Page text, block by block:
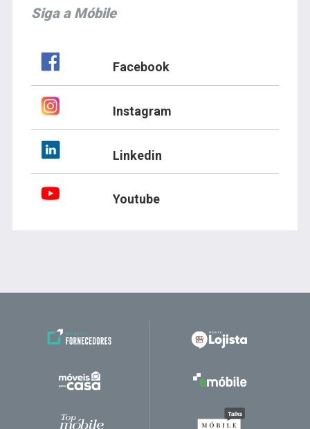
Siga a Móbile
Facebook
Instagram
Linkedin
Youtube